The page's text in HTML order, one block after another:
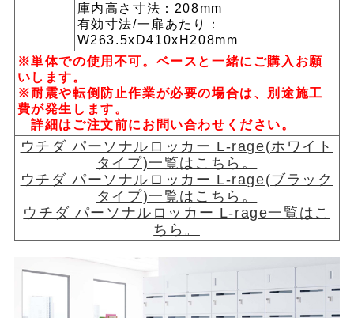
庫内高さ寸法：208mm
有効寸法/一扉あたり：
W263.5xD410xH208mm
※単体での使用不可。ベースと一緒にご購入お願
いします。
※耐震や転倒防止作業が必要の場合は、別途施工
費が発生します。
詳細はご注文前にお問い合わせください。
ウチダ パーソナルロッカー L-rage(ホワイト
タイプ)一覧はこちら。
ウチダ パーソナルロッカー L-rage(ブラック
タイプ)一覧はこちら。
ウチダ パーソナルロッカー L-rage一覧はこ
ちら。